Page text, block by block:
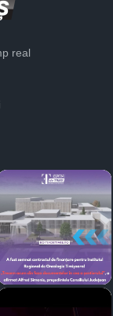
real